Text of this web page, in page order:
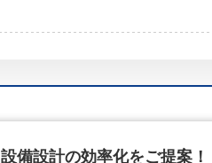
設備設計の効率化をご提案！